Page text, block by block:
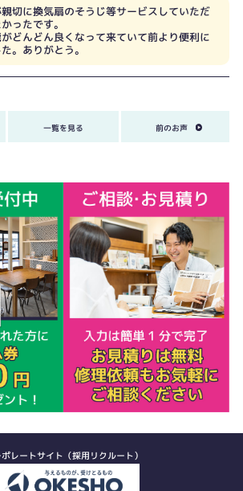
切に換気扇のそうじ等サービスしていただ
ったです。
どんどん良くなって来ていて前より便利に
。ありがとう。
一覧を見る 前のお声
レートサイト（採用リクルート）